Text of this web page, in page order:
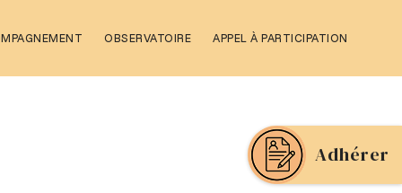
OBSERVATOIRE APPEL À PARTICIPATION
Adhérer